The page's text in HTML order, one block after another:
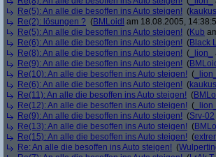
Re(5): An alle die besoffen ins Auto steigen! (kaukus
Re(2): lösungen ? (BMLoidl am 18.08.2005,
Re(5): An alle die besoffen ins Auto steigen! (Kub
Re(6): An alle die besoffen ins Auto steigen! (Black
Re(8): An alle die besoffen ins Auto steigen! ( _lion_
Re(9): An alle die besoffen ins Auto steigen! (
Re(10): An alle die besoffen ins Auto steigen! ( _lion_
Re(6): An alle die besoffen ins Auto steigen! (kaukus
Re(11): An alle die besoffen ins Auto steigen! (
Re(12): An alle die besoffen ins Auto steigen! ( _lion_
Re(9): An alle die besoffen ins Auto steigen! (Srv-02
Re(13): An alle die besoffen ins Auto steigen! (
Re(15): An alle die besoffen ins Auto steigen! (
Re: An alle die besoffen ins Auto steigen! (